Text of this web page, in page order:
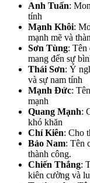
Anh Tuấn:
tính
Mạnh Khôi:
mạnh mẽ và
Sơn Tùng: Tên
mang đến sự
Thái Sơn: Ý
và sự nam tính
Mạnh Đức:
mạnh
Quang Mạnh:
khó khăn
Chí Kiên: Cho
Bảo Nam: Tên
thành công.
Chiến Thắng:
kiên cường và